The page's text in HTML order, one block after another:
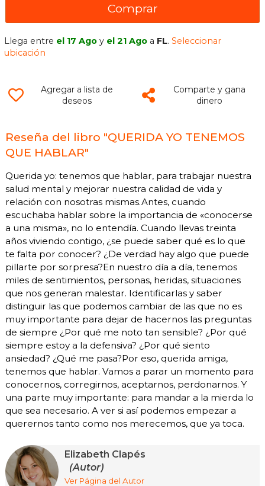
Comprar
Llega entre el 17 Ago y el 21 Ago a FL.Seleccionar
ubicación
Agregar a lista de
deseos
Comparte y gana
dinero
Reseña del libro "QUERIDA YO TENEMOS
QUE HABLAR"
Querida yo: tenemos que hablar, para trabajar nuestra
salud mental y mejorar nuestra calidad de vida y
relación con nosotras mismas.Antes, cuando
escuchaba hablar sobre la importancia de «conocerse
a una misma», no lo entendía. Cuando llevas treinta
años viviendo contigo, ¿se puede saber qué es lo que
te falta por conocer? ¿De verdad hay algo que puede
pillarte por sorpresa?En nuestro día a día, tenemos
miles de sentimientos, personas, heridas, situaciones
que nos generan malestar. Identificarlas y saber
distinguir las que podemos cambiar de las que no es
muy importante para dejar de hacernos las preguntas
de siempre ¿Por qué me noto tan sensible? ¿Por qué
siempre estoy a la defensiva? ¿Por qué siento
ansiedad? ¿Qué me pasa?Por eso, querida amiga,
tenemos que hablar. Vamos a parar un momento para
conocernos, corregirnos, aceptarnos, perdonarnos. Y
una parte muy importante: para mandar a la mierda lo
que sea necesario. A ver si así podemos empezar a
querernos tanto como nos merecemos, que ya toca.
Elizabeth Clapés
(Autor)
Ver Página del Autor